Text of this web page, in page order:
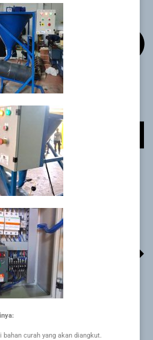
curah yang akan diangkut.